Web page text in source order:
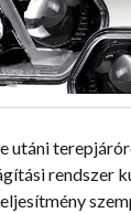
utáni
rendszer